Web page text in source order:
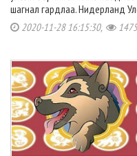
шагнал гардлаа. Нидерланд
2020-11-28 16:15:30, 1475